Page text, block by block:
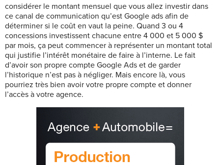
considérer le montant mensuel que vous allez investir dans
ce canal de communication qu’est Google ads afin de
déterminer si le coût en vaut la peine. Quand 3 ou 4
concessions investissent chacune entre 4 000 et 5 000 $
par mois, ça peut commencer à représenter un montant total
qui justifie l’intérêt monétaire de faire à l’interne. Le fait
d’avoir son propre compte Google Ads et de garder
l’historique n’est pas à négliger. Mais encore là, vous
pourriez très bien avoir votre propre compte et donner
l’accès à votre agence.